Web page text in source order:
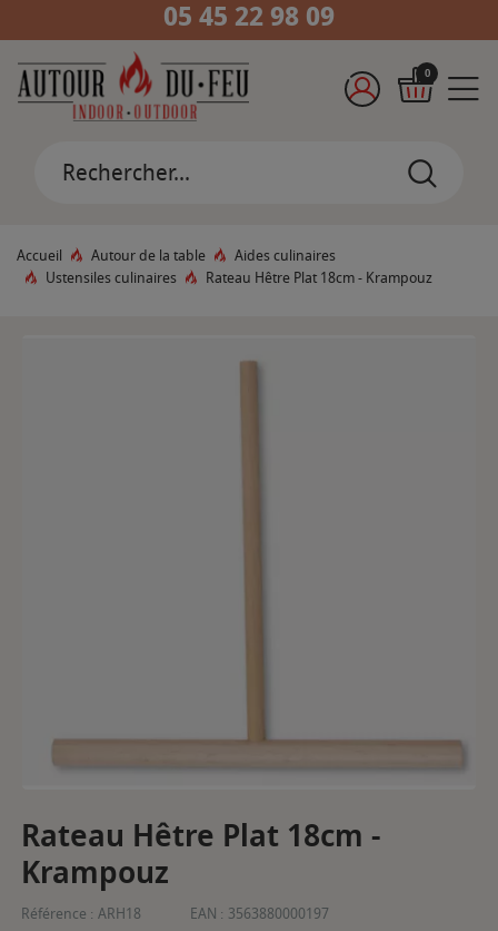
05 45 22 98 09
0
Accueil Autour de la table
Aides culinaires
Ustensiles culinaires
Rateau Hêtre Plat 18cm - Krampouz
Rateau Hêtre Plat 18cm -
Krampouz
Référence : ARH18 EAN : 3563880000197